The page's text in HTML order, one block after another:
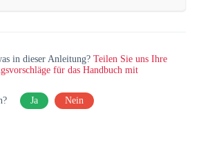
in dieser Anleitung?Teilen Sie uns Ihre
für das Handbuch mit
Ja Nein